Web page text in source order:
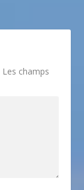
Les champs